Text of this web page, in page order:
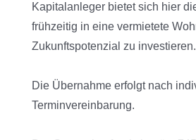
Kapitalanleger bietet sich hier
frühzeitig in eine vermietete
Zukunftspotenzial zu investieren.
Die Übernahme erfolgt nach
Terminvereinbarung.